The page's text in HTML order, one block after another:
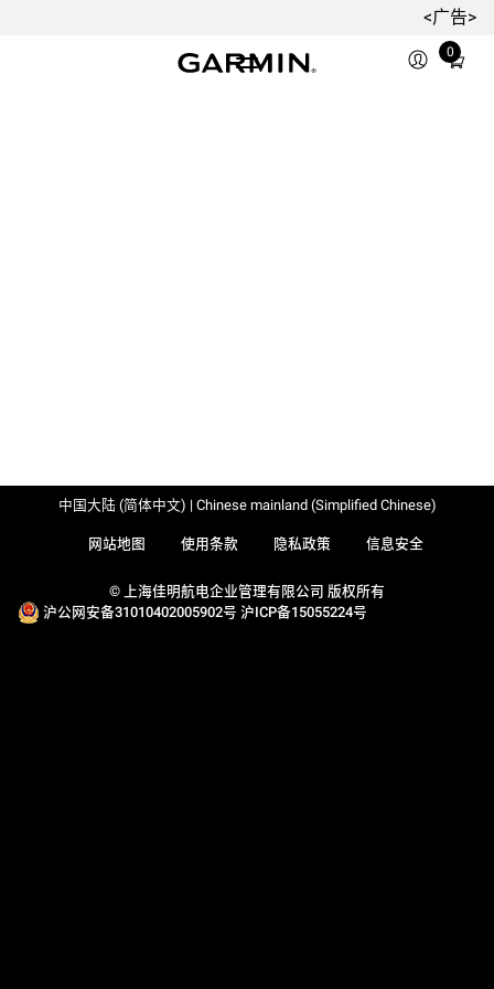
<广告>
0
Total
© 上海佳明航电企业管理有限公司 版权所有
沪公网安备31010402005902号 沪ICP备15055224号
网站地图 使用条款 隐私政策 信息安全
中国大陆 (简体中文) | Chinese mainland (Simplified Chinese)